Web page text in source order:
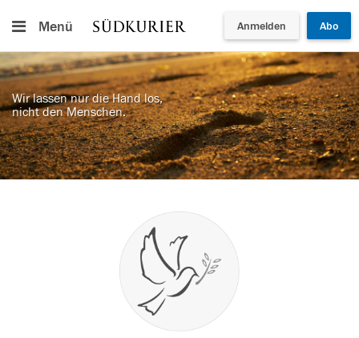
Menü Anmelden Abo
Wir lassen nur die Hand los,
nicht den Menschen.